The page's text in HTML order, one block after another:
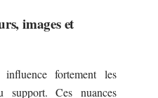
images et
influence fortement les
support. Ces nuances